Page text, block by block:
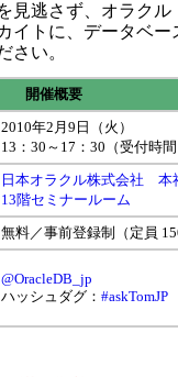
見逃さず、オラクル
イトに、データベー
さい。
開催概要
2010年2月9日（火）
13：30～17：30（受付時
日本オラクル株式会社
13階セミナールーム
無料／事前登録制（定員
@OracleDB_jp
ハッシュダグ： #askTomJP